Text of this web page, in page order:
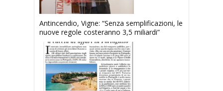
Antincendio, Vigne: “Senza semplificazioni, le
nuove regole costeranno 3,5 miliardi”